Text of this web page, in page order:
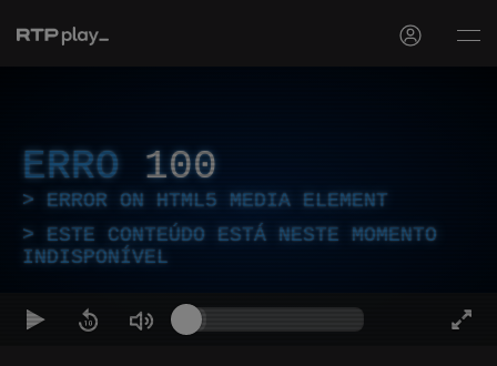
ERRO 100
ERROR ON HTML5 MEDIA ELEMENT
ESTE CONTEÚDO ESTÁ NESTE MOMENTO
INDISPONÍVEL